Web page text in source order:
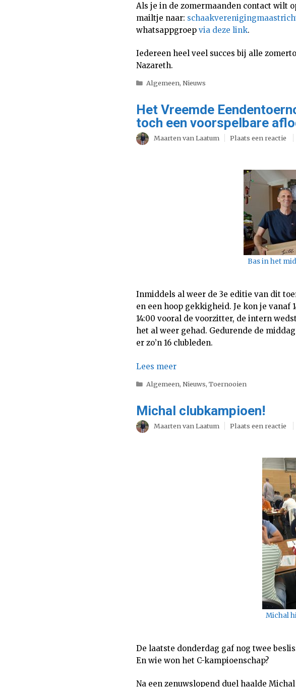
Als je in de zomermaanden contact wilt
mailtje naar:
whatsappgroep via deze link.
Iedereen heel veel succes bij alle
Nazareth.
Categorieën
Algemeen,Nieuws
Het Vreemde
toch een voorspelbare
Maarten van Laatum Plaats een reactie
Bas in het
Inmiddels al weer de 3e editie van dit
en een hoop gekkigheid. Je kon je vanaf
14:00 vooral de voorzitter, de intern
het al weer gehad. Gedurende de
er zo’n 16 clubleden.
Lees meer
Categorieën
Algemeen,Nieuws,Toernooien
Michal clubkampioen!
Maarten van Laatum Plaats een reactie
Michal
De laatste donderdag gaf nog twee
En wie won het C-kampioenschap?
Na een zenuwslopend duel haalde